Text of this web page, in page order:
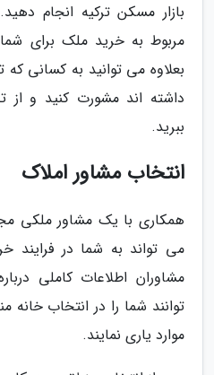
بازار مسکن ترکیه انجام
مربوط به خرید ملک برای
بعلاوه می توانید به کسانی که
داشته اند مشورت کنید و
ببرید.
انتخاب مشاور املاک
همکاری با یک مشاور ملکی
می تواند به شما در فرایند
مشاوران اطلاعات کاملی
توانند شما را در انتخاب
موارد یاری نمایند.